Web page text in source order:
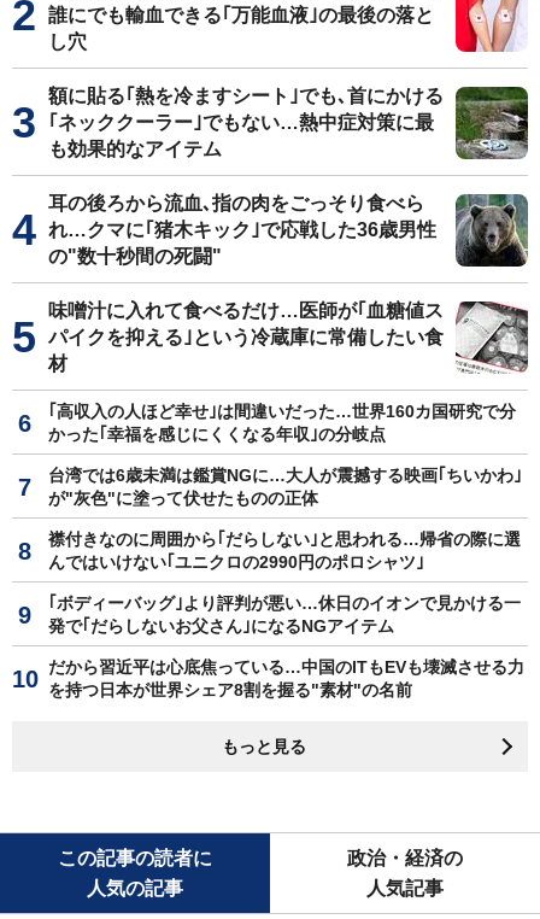
誰にでも輸血できる｢万能血液｣の最後の落と
し穴
額に貼る｢熱を冷ますシート｣でも､首にかける
｢ネッククーラー｣でもない…熱中症対策に最
も効果的なアイテム
耳の後ろから流血､指の肉をごっそり食べら
れ…クマに｢猪木キック｣で応戦した36歳男性
の"数十秒間の死闘"
味噌汁に入れて食べるだけ…医師が｢血糖値ス
パイクを抑える｣という冷蔵庫に常備したい食
材
｢高収入の人ほど幸せ｣は間違いだった…世界160カ国研究で分
かった｢幸福を感じにくくなる年収｣の分岐点
台湾では6歳未満は鑑賞NGに…大人が震撼する映画｢ちいかわ｣
が"灰色"に塗って伏せたものの正体
襟付きなのに周囲から｢だらしない｣と思われる…帰省の際に選
んではいけない｢ユニクロの2990円のポロシャツ｣
｢ボディーバッグ｣より評判が悪い…休日のイオンで見かける一
発で｢だらしないお父さん｣になるNGアイテム
だから習近平は心底焦っている…中国のITもEVも壊滅させる力
を持つ日本が世界シェア8割を握る"素材"の名前
もっと見る
この記事の読者に
人気の記事
政治・経済の
人気記事